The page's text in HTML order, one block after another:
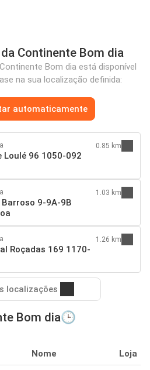
Continente Bom dia
Bom dia está disponível
na sua localização definida:
automaticamente
Loulé 96 1050-092
0.85 km
9-9A-9B
1.03 km
Roçadas 169 1170-
1.26 km
localizações
Bom dia🕒
Nome Loja